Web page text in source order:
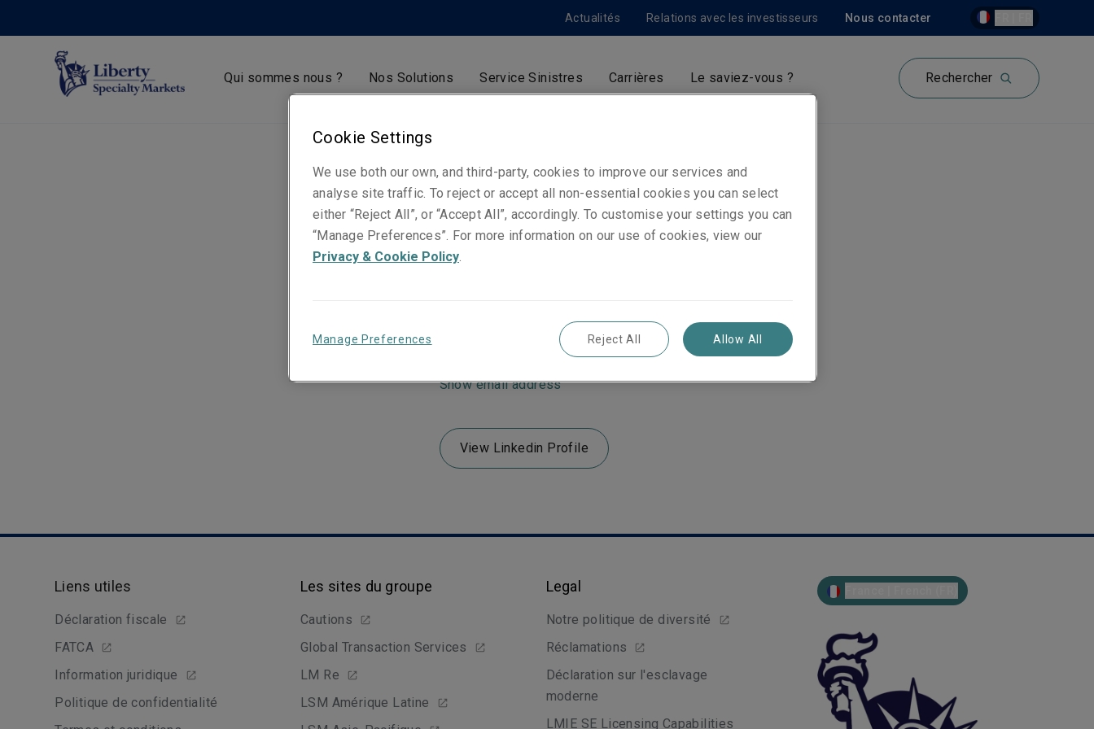
Nous contacter
Actualités Relations avec les investisseurs
Qui sommes nous ? Nos Solutions Service Sinistres Carrières Le saviez-vous ? Rechercher
Richa Thacoor
Souscriptrice - Energie
Paris
Mobile : +33 6 25 58 12 47
Show email address
View Linkedin Profile
Liens utiles
Déclaration fiscale
FATCA
Information juridique
Politique de confidentialité
Les sites du groupe
Cautions
Global Transaction Services
LM Re
LSM Amérique Latine
Legal
Notre politique de diversité
Réclamations
Déclaration sur l'esclavage
moderne
LMIE SE Licensing Capabilities
Cookie Settings
We use both our own, and third-party, cookies to improve our services and
analyse site traffic. To reject or accept all non-essential cookies you can select
either “Reject All”, or “Accept All”, accordingly. To customise your settings you can
“Manage Preferences”. For more information on our use of cookies, view our
Privacy & Cookie Policy
Manage Preferences Reject All Allow All